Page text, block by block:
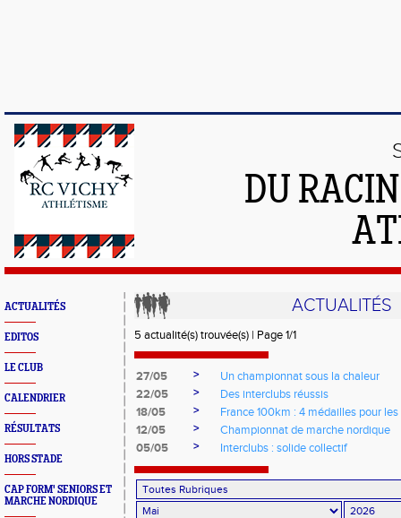
DU
ACTUALITÉS
EDITOS
LE CLUB
CALENDRIER
RÉSULTATS
HORS STADE
CAP FORM' SENIORS ET
MARCHE NORDIQUE
ACTUALITÉS
5 actualité(s) trouvée(s) | Page 1/1
27/05 >
Un championnat sous la chaleur
22/05
>
Des interclubs réussis
18/05
>
France 100km : 4 médailles pour
12/05
>
Championnat de marche nordique
05/05
> Interclubs : solide collectif